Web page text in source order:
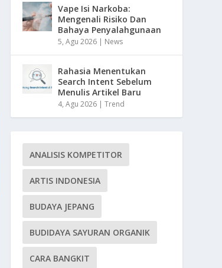
Vape Isi Narkoba:
Mengenali Risiko Dan
Bahaya Penyalahgunaan
5, Agu 2026 | News
Rahasia Menentukan
Search Intent Sebelum
Menulis Artikel Baru
4, Agu 2026 |Trend
ANALISIS KOMPETITOR
ARTIS INDONESIA
BUDAYA JEPANG
BUDIDAYA SAYURAN ORGANIK
CARA BANGKIT